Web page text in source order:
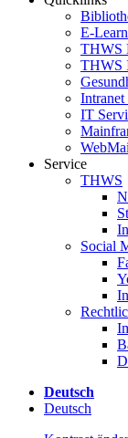
E-
THWS
THWS
IT
Service
THWS
Social
Deutsch
Deutsch